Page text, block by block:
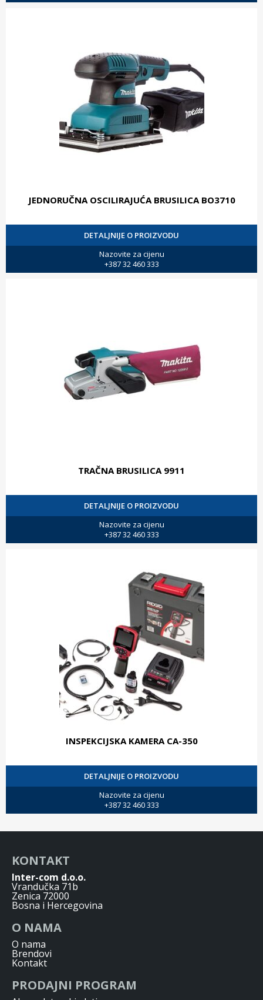
JEDNORUČNA OSCILIRAJUĆA BRUSILICA BO3710
DETALJNIJE O PROIZVODU
Nazovite za cijenu
+387 32 460 333
TRAČNA BRUSILICA 9911
DETALJNIJE O PROIZVODU
Nazovite za cijenu
+387 32 460 333
INSPEKCIJSKA KAMERA CA-350
DETALJNIJE O PROIZVODU
Nazovite za cijenu
+387 32 460 333
KONTAKT
Inter-com d.o.o.
Vrandučka 71b
Zenica 72000
Bosna i Hercegovina
O NAMA
O nama
Brendovi
Kontakt
PRODAJNI PROGRAM